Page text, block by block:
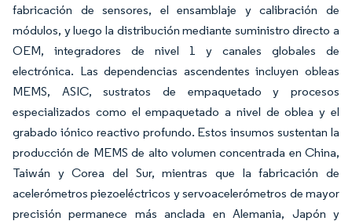
fabricación de sensores, el ensamblaje y calibración de
módulos, y luego la distribución mediante suministro directo a
OEM, integradores de nivel 1 y canales globales de
electrónica. Las dependencias ascendentes incluyen obleas
MEMS, ASIC, sustratos de empaquetado y procesos
especializados como el empaquetado a nivel de oblea y el
grabado iónico reactivo profundo. Estos insumos sustentan la
producción de MEMS de alto volumen concentrada en China,
Taiwán y Corea del Sur, mientras que la fabricación de
acelerómetros piezoeléctricos y servoacelerómetros de mayor
precisión permanece más anclada en Alemania, Japón y